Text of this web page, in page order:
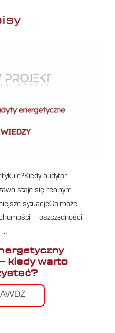
audytor
staje się realnym
sytuacjeCo może
– oszczędności,
…
kiedy warto